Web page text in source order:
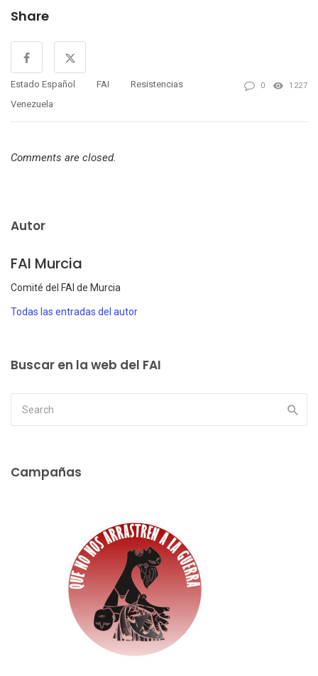
Share
Estado Español FAI
Resistencias
Venezuela
0 1227
Comments are closed.
Autor
FAI Murcia
Comité del FAI de Murcia
Todas las entradas del autor
Buscar en la web del FAI
Campañas